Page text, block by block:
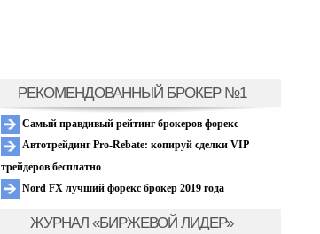
РЕКОМЕНДОВАННЫЙ БРОКЕР №1
Самый правдивый рейтинг брокеров форекс
Автотрейдинг Pro-Rebate: копируй сделки VIP
трейдеров бесплатно
Nord FX лучший форекс брокер 2019 года
ЖУРНАЛ «БИРЖЕВОЙ ЛИДЕР»